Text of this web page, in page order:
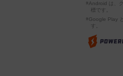
※Android は、
標です。
※Google Play
す。